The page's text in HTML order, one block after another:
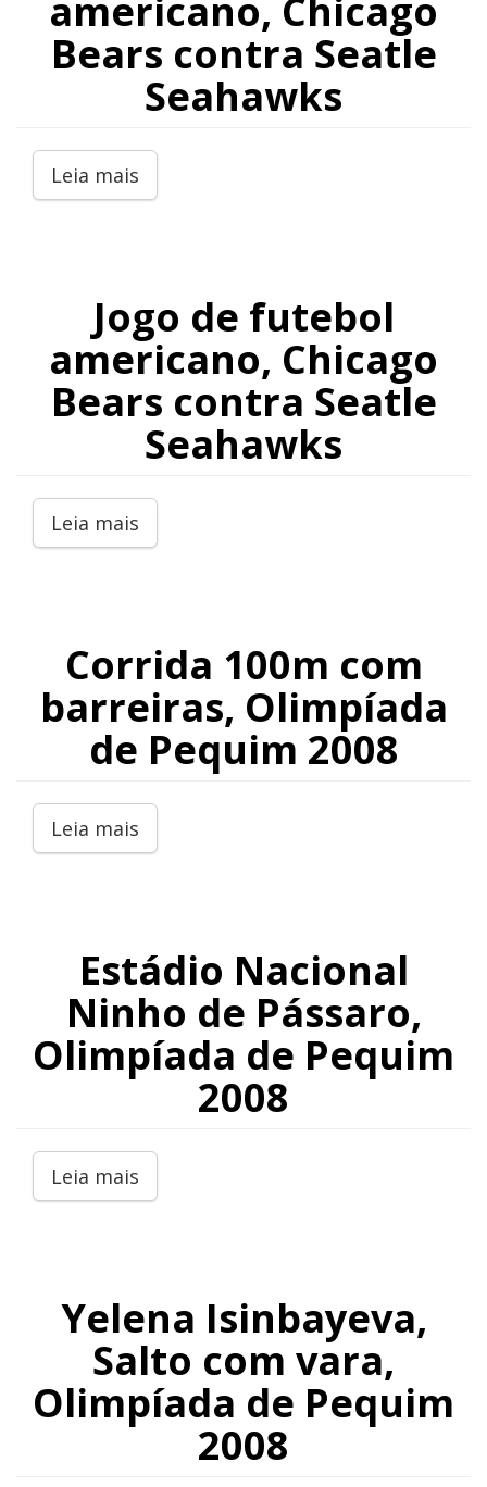
americano, Chicago
Bears contra Seatle
Seahawks
Leia mais
Jogo de futebol
americano, Chicago
Bears contra Seatle
Seahawks
Leia mais
Corrida 100m com
barreiras, Olimpíada
de Pequim 2008
Leia mais
Estádio Nacional
Ninho de Pássaro,
Olimpíada de Pequim
2008
Leia mais
Yelena Isinbayeva,
Salto com vara,
Olimpíada de Pequim
2008